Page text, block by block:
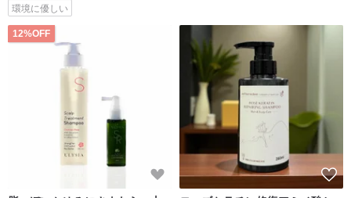
環境に優しい
12%OFF